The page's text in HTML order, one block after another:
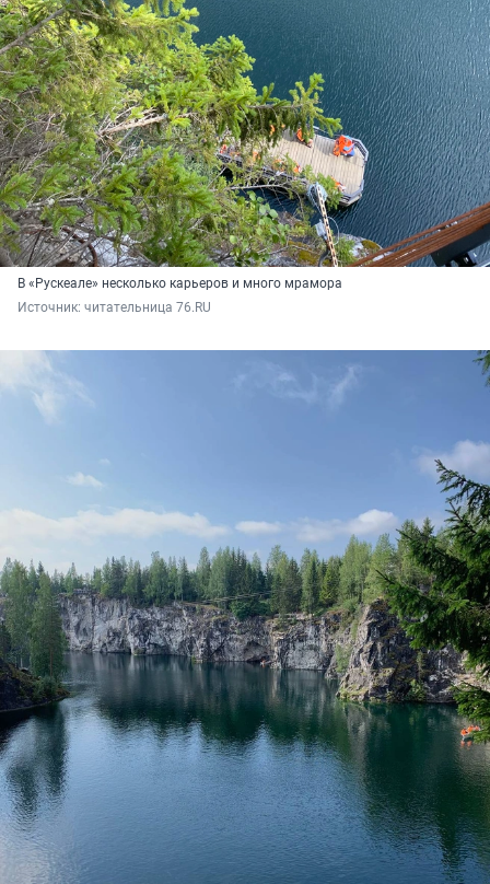
В «Рускеале» несколько карьеров и много мрамора
Источник: читательница 76.RU